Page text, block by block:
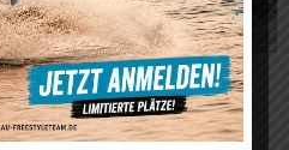
ATHLETES